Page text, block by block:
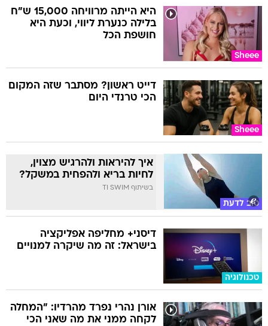
Sheee
היא הייתה מרוויחה 15,000 ש"ח
בלילה כנערת ליווי, וכעת היא
חושפת הכל
Sheee
דייט ראשון? מסתבר שזה המקום
הכי טרנדי היום
טוב לדעת
איך להיראות ולהרגיש מצוין,
לחיות בריא ולהפחית במשקל?
בשיתוף TI SWIM
טכנולוגיה
דיסני+ מחליפה אפליקציה
בישראל: זה מה שיקרה למנויים
אורן נהרי נפרד מהרדיו: "המחלה
לקחה ממני את מה שאני הכי